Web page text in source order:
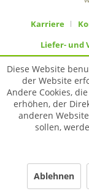
Karriere
Liefer- und
Diese Website
der Website
Andere Cookies,
erhöhen, der
anderen
sollen,
Ablehnen